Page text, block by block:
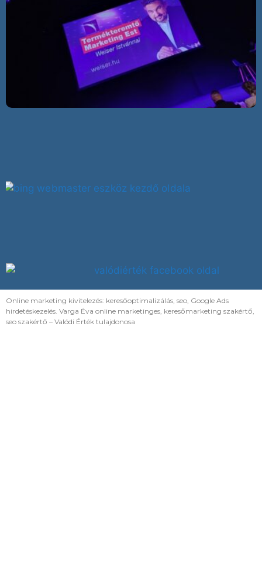
Online marketing kivitelezés: keresőoptimalizálás, seo, Google Ads
hirdetéskezelés. Varga Éva online marketinges, keresőmarketing szakértő,
seo szakértő – Valódi Érték tulajdonosa